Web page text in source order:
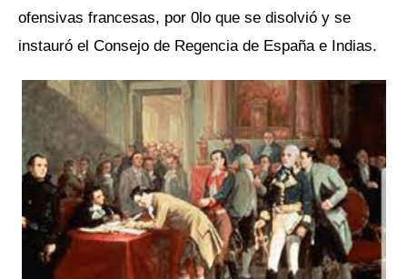
ofensivas francesas, por 0lo que se disolvió y se
instauró el Consejo de Regencia de España e Indias.